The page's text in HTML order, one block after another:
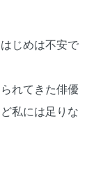
じめは不安で
れてきた俳優
私には足りな